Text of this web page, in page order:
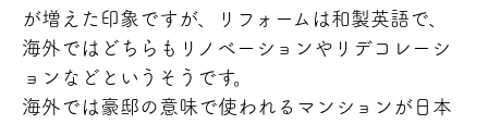
が増えた印象ですが、リフォームは和製英語で、
海外ではどちらもリノベーションやリデコレーシ
ョンなどというそうです。
海外では豪邸の意味で使われるマンションが日本